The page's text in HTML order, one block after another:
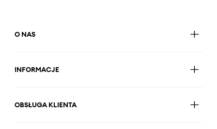
O NAS
INFORMACJE
OBSŁUGA KLIENTA